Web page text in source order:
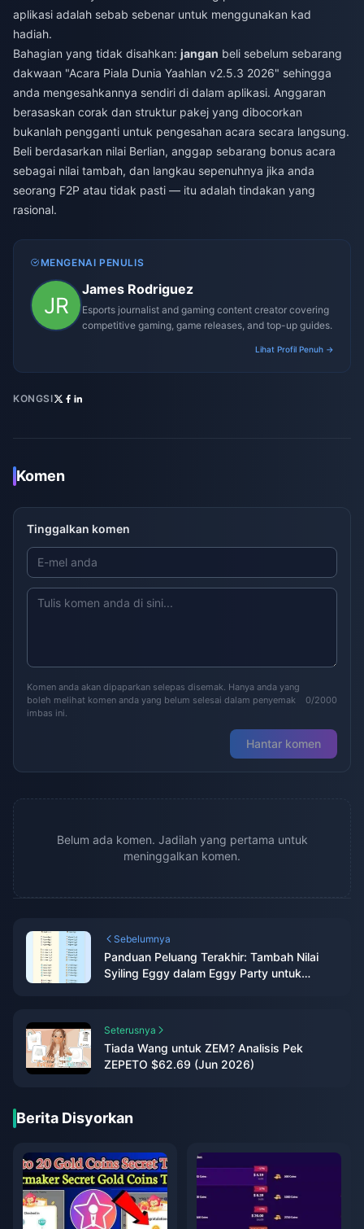
aplikasi adalah sebab sebenar untuk menggunakan kad
hadiah.
Bahagian yang tidak disahkan: jangan beli sebelum sebarang
dakwaan "Acara Piala Dunia Yaahlan v2.5.3 2026" sehingga
anda mengesahkannya sendiri di dalam aplikasi. Anggaran
berasaskan corak dan struktur pakej yang dibocorkan
bukanlah pengganti untuk pengesahan acara secara langsung.
Beli berdasarkan nilai Berlian, anggap sebarang bonus acara
sebagai nilai tambah, dan langkau sepenuhnya jika anda
seorang F2P atau tidak pasti — itu adalah tindakan yang
rasional.
MENGENAI PENULIS
James Rodriguez
Esports journalist and gaming content creator covering
competitive gaming, game releases, and top-up guides.
Lihat Profil Penuh →
KONGSI
Komen
Tinggalkan komen
Komen anda akan dipaparkan selepas disemak. Hanya anda yang
boleh melihat komen anda yang belum selesai dalam penyemak
imbas ini.
0/2000
Hantar komen
Belum ada komen. Jadilah yang pertama untuk
meninggalkan komen.
Sebelumnya
Panduan Peluang Terakhir: Tambah Nilai
Syiling Eggy dalam Eggy Party untuk
Seterusnya
Tiada Wang untuk ZEM? Analisis Pek
ZEPETO $62.69 (Jun 2026)
Berita Disyorkan